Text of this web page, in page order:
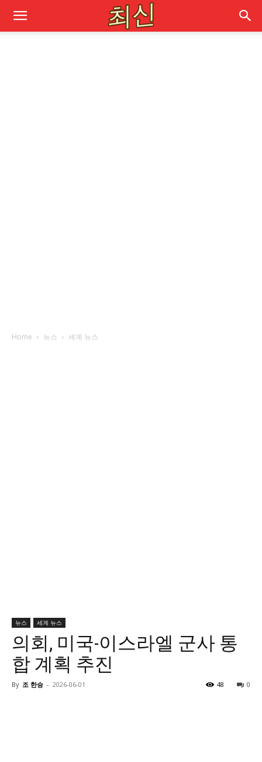
Home 뉴스 세계 뉴스
뉴스 세계 뉴스
의회, 미국-이스라엘 군사 통
합 계획 추진
By 조 한승 - 2026-06-01 0
48